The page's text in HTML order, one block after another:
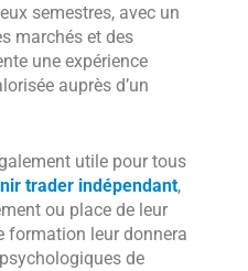
semestres, avec un
marchés et des
une expérience
auprès d’un
utile pour tous
trader indépendant,
ou place de leur
formation leur donnera
de